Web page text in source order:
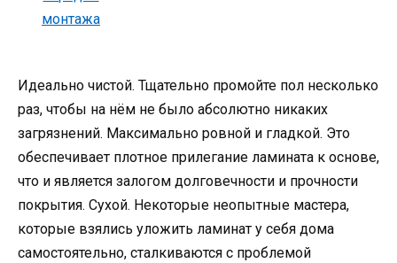
Идеально чистой. Тщательно промойте пол несколько
раз, чтобы на нём не было абсолютно никаких
загрязнений. Максимально ровной и гладкой. Это
обеспечивает плотное прилегание ламината к основе,
что и является залогом долговечности и прочности
покрытия. Сухой. Некоторые неопытные мастера,
которые взялись уложить ламинат у себя дома
самостоятельно, сталкиваются с проблемой